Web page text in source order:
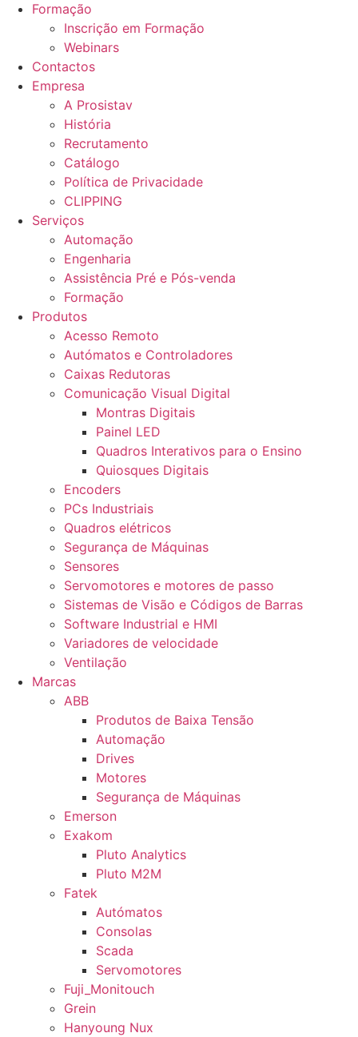
Formação
Inscrição em Formação
Webinars
Contactos
Empresa
A Prosistav
História
Recrutamento
Catálogo
Política de Privacidade
CLIPPING
Serviços
Automação
Engenharia
Assistência Pré e Pós-venda
Formação
Produtos
Acesso Remoto
Autómatos e Controladores
Caixas Redutoras
Comunicação Visual Digital
Montras Digitais
Painel LED
Quadros Interativos para o Ensino
Quiosques Digitais
Encoders
PCs Industriais
Quadros elétricos
Segurança de Máquinas
Sensores
Servomotores e motores de passo
Sistemas de Visão e Códigos de Barras
Software Industrial e HMI
Variadores de velocidade
Ventilação
Marcas
ABB
Produtos de Baixa Tensão
Automação
Drives
Motores
Segurança de Máquinas
Emerson
Exakom
Pluto Analytics
Pluto M2M
Fatek
Autómatos
Consolas
Scada
Servomotores
Fuji_Monitouch
Grein
Hanyoung Nux